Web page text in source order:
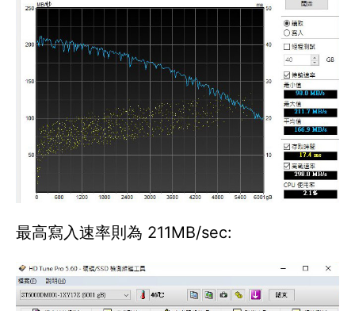
最高寫入速率則為 211MB/sec: